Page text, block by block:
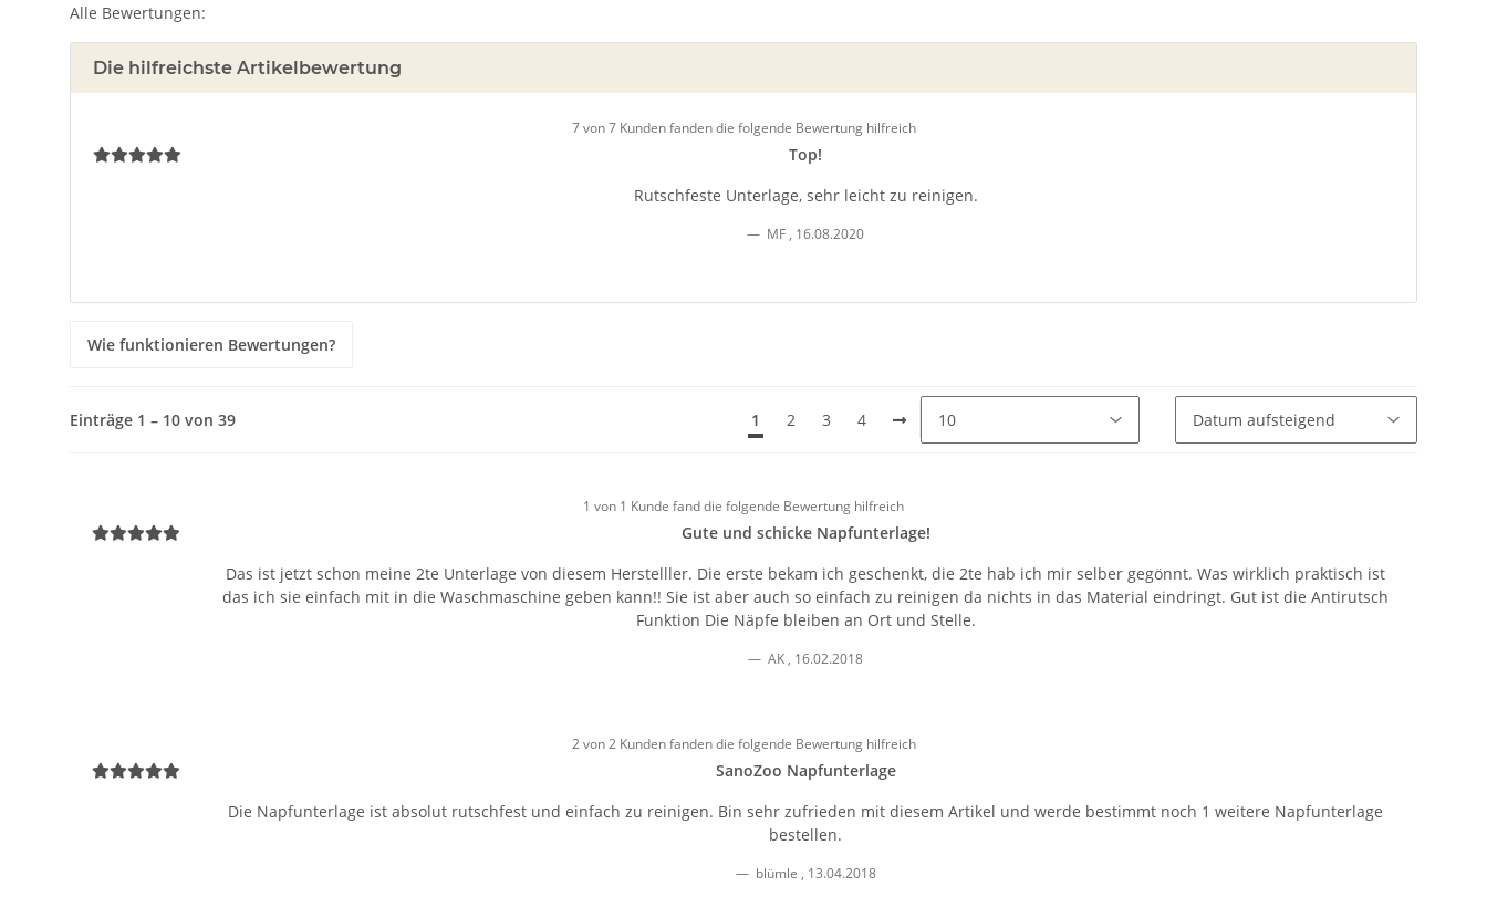
Alle Bewertungen:
Die hilfreichste Artikelbewertung
7 von 7 Kunden fanden die folgende Bewertung hilfreich
Top!
Rutschfeste Unterlage, sehr leicht zu reinigen.
MF , 16.08.2020
Wie funktionieren Bewertungen?
Einträge 1 – 10 von 39 1 2 3 4
1 von 1 Kunde fand die folgende Bewertung hilfreich
Gute und schicke Napfunterlage!
Das ist jetzt schon meine 2te Unterlage von diesem Herstelller. Die erste bekam ich geschenkt, die 2te hab ich mir selber gegönnt. Was wirklich praktisch ist
das ich sie einfach mit in die Waschmaschine geben kann!! Sie ist aber auch so einfach zu reinigen da nichts in das Material eindringt. Gut ist die Antirutsch
Funktion Die Näpfe bleiben an Ort und Stelle.
AK , 16.02.2018
2 von 2 Kunden fanden die folgende Bewertung hilfreich
SanoZoo Napfunterlage
Die Napfunterlage ist absolut rutschfest und einfach zu reinigen. Bin sehr zufrieden mit diesem Artikel und werde bestimmt noch 1 weitere Napfunterlage
bestellen.
blümle , 13.04.2018